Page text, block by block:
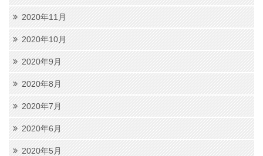
2020年11月
2020年10月
2020年9月
2020年8月
2020年7月
2020年6月
2020年5月